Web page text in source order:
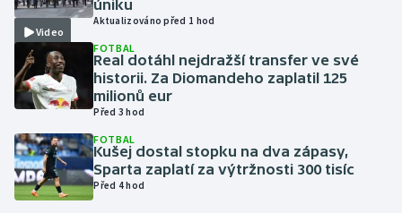
Moderní pětiboj
Motorsport
Olympijské hry
Parasport
Plavání
Video
úniku
Aktualizováno před 1 hod
FOTBAL
Real dotáhl nejdražší transfer ve své
historii. Za Diomandeho zaplatil 125
milionů eur
Před 3 hod
FOTBAL
Kušej dostal stopku na dva zápasy,
Sparta zaplatí za výtržnosti 300 tisíc
Před 4 hod